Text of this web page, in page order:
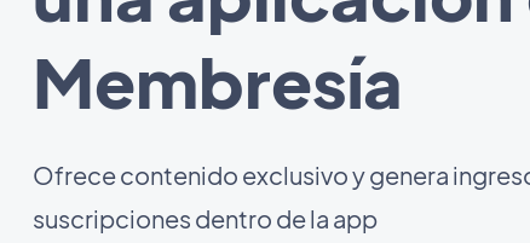
Membresía
Ofrece contenido exclusivo y genera
suscripciones dentro de la app